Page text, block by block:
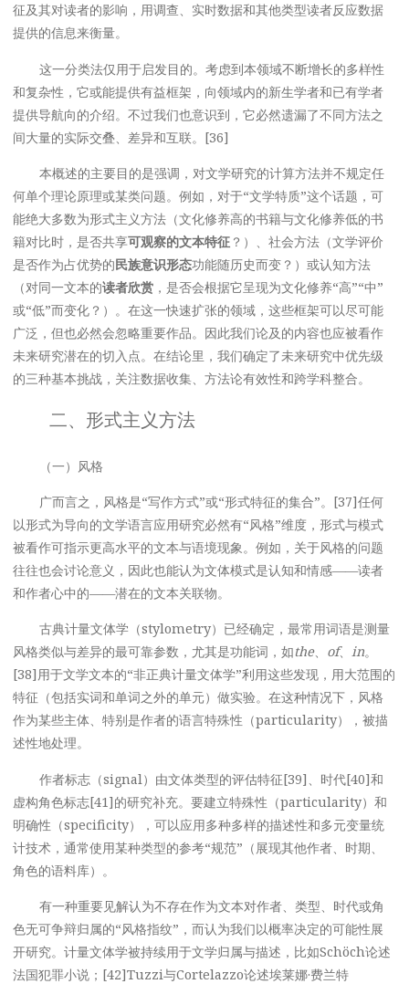
征及其对读者的影响，用调查、实时数据和其他类型读者反应数据
提供的信息来衡量。
这一分类法仅用于启发目的。考虑到本领域不断增长的多样性
和复杂性，它或能提供有益框架，向领域内的新生学者和已有学者
提供导航向的介绍。不过我们也意识到，它必然遗漏了不同方法之
间大量的实际交叠、差异和互联。[36]
本概述的主要目的是强调，对文学研究的计算方法并不规定任
何单个理论原理或某类问题。例如，对于“文学特质”这个话题，可
能绝大多数为形式主义方法（文化修养高的书籍与文化修养低的书
籍对比时，是否共享可观察的文本特征 ？）、社会方法（文学评价
是否作为占优势的民族意识形态功能随历史而变？）或认知方法
（对同一文本的读者欣赏 ，是否会根据它呈现为文化修养“高”“中”
或“低”而变化？）。在这一快速扩张的领域，这些框架可以尽可能
广泛，但也必然会忽略重要作品。因此我们论及的内容也应被看作
未来研究潜在的切入点。在结论里，我们确定了未来研究中优先级
的三种基本挑战，关注数据收集、方法论有效性和跨学科整合。
二、形式主义方法
（一）风格
广而言之，风格是“写作方式”或“形式特征的集合”。[37]任何
以形式为导向的文学语言应用研究必然有“风格”维度，形式与模式
被看作可指示更高水平的文本与语境现象。例如，关于风格的问题
往往也会讨论意义，因此也能认为文体模式是认知和情感——读者
和作者心中的——潜在的文本关联物。
古典计量文体学（stylometry）已经确定，最常用词语是测量
风格类似与差异的最可靠参数，尤其是功能词，如the、 of、in。
[38]用于文学文本的“非正典计量文体学”利用这些发现，用大范围的
特征（包括实词和单词之外的单元）做实验。在这种情况下，风格
作为某些主体、特别是作者的语言特殊性（particularity），被描
述性地处理。
作者标志（signal）由文体类型的评估特征[39]、时代[40]和
虚构角色标志[41]的研究补充。要建立特殊性（particularity）和
明确性（specificity），可以应用多种多样的描述性和多元变量统
计技术，通常使用某种类型的参考“规范”（展现其他作者、时期、
角色的语料库）。
有一种重要见解认为不存在作为文本对作者、类型、时代或角
色无可争辩归属的“风格指纹”，而认为我们以概率决定的可能性展
开研究。计量文体学被持续用于文学归属与描述，比如Schöch论述
法国犯罪小说；[42]Tuzzi与Cortelazzo论述埃莱娜·费兰特